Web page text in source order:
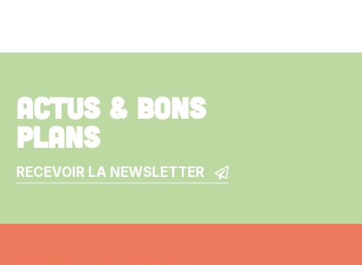
ACTUS & BONS
PLANS
RECEVOIR LA NEWSLETTER